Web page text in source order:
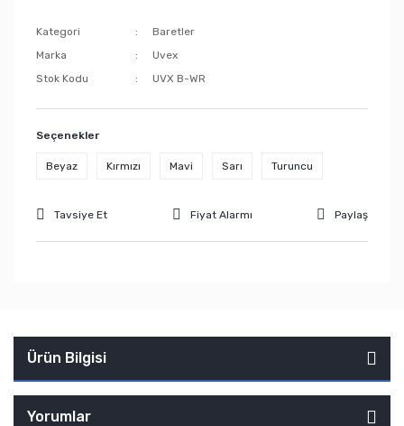
Kategori
Baretler
Marka
Uvex
Stok Kodu
UVX B-WR
Seçenekler
Beyaz Kırmızı Mavi Sarı Turuncu
Tavsiye Et Fiyat Alarmı Paylaş
Ürün Bilgisi
Yorumlar